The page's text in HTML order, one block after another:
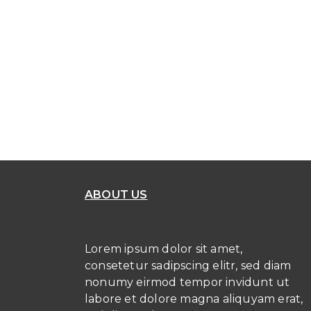
ABOUT US
Lorem ipsum dolor sit amet,
consetetur sadipscing elitr, sed diam
nonumy eirmod tempor invidunt ut
labore et dolore magna aliquyam erat,